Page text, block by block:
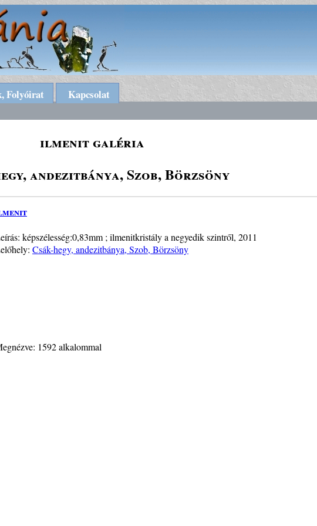
Folyóirat
Kapcsolat
ilmenit galéria
andezitbánya, Szob, Börzsöny
képszélesség:0,83mm ; ilmenitkristály a negyedik szintről, 2011
Csák-hegy, andezitbánya, Szob, Börzsöny
1592 alkalommal